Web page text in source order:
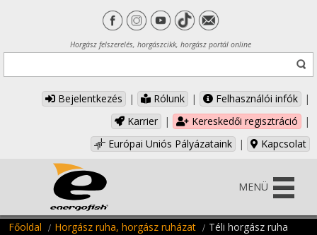
Horgász felszerelés, horgászcikk, horgász portál online
Bejelentkezés | Rólunk | Felhasználói infók
|
Karrier
| Kereskedői regisztráció
|
Európai Uniós Pályázataink
| Kapcsolat
MENÜ
Főoldal Horgász ruha, horgász ruházat Téli horgász ruha